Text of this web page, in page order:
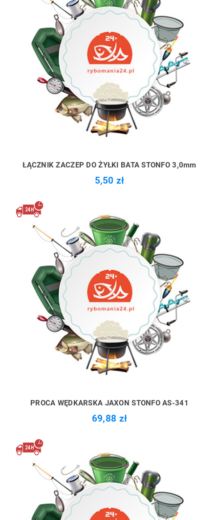
ŁĄCZNIK ZACZEP DO ŻYŁKI BATA STONFO 3,0mm
5,50 zł
PROCA WĘDKARSKA JAXON STONFO AS-341
69,88 zł